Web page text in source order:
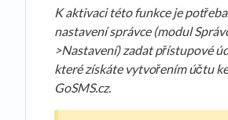
K aktivaci této funkce je
nastavení správce (modul
>Nastavení) zadat přístupové
které získáte vytvořením účtu
GoSMS.cz.